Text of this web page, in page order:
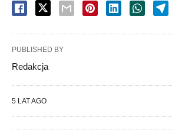
PUBLISHED BY
Redakcja
5 LAT AGO